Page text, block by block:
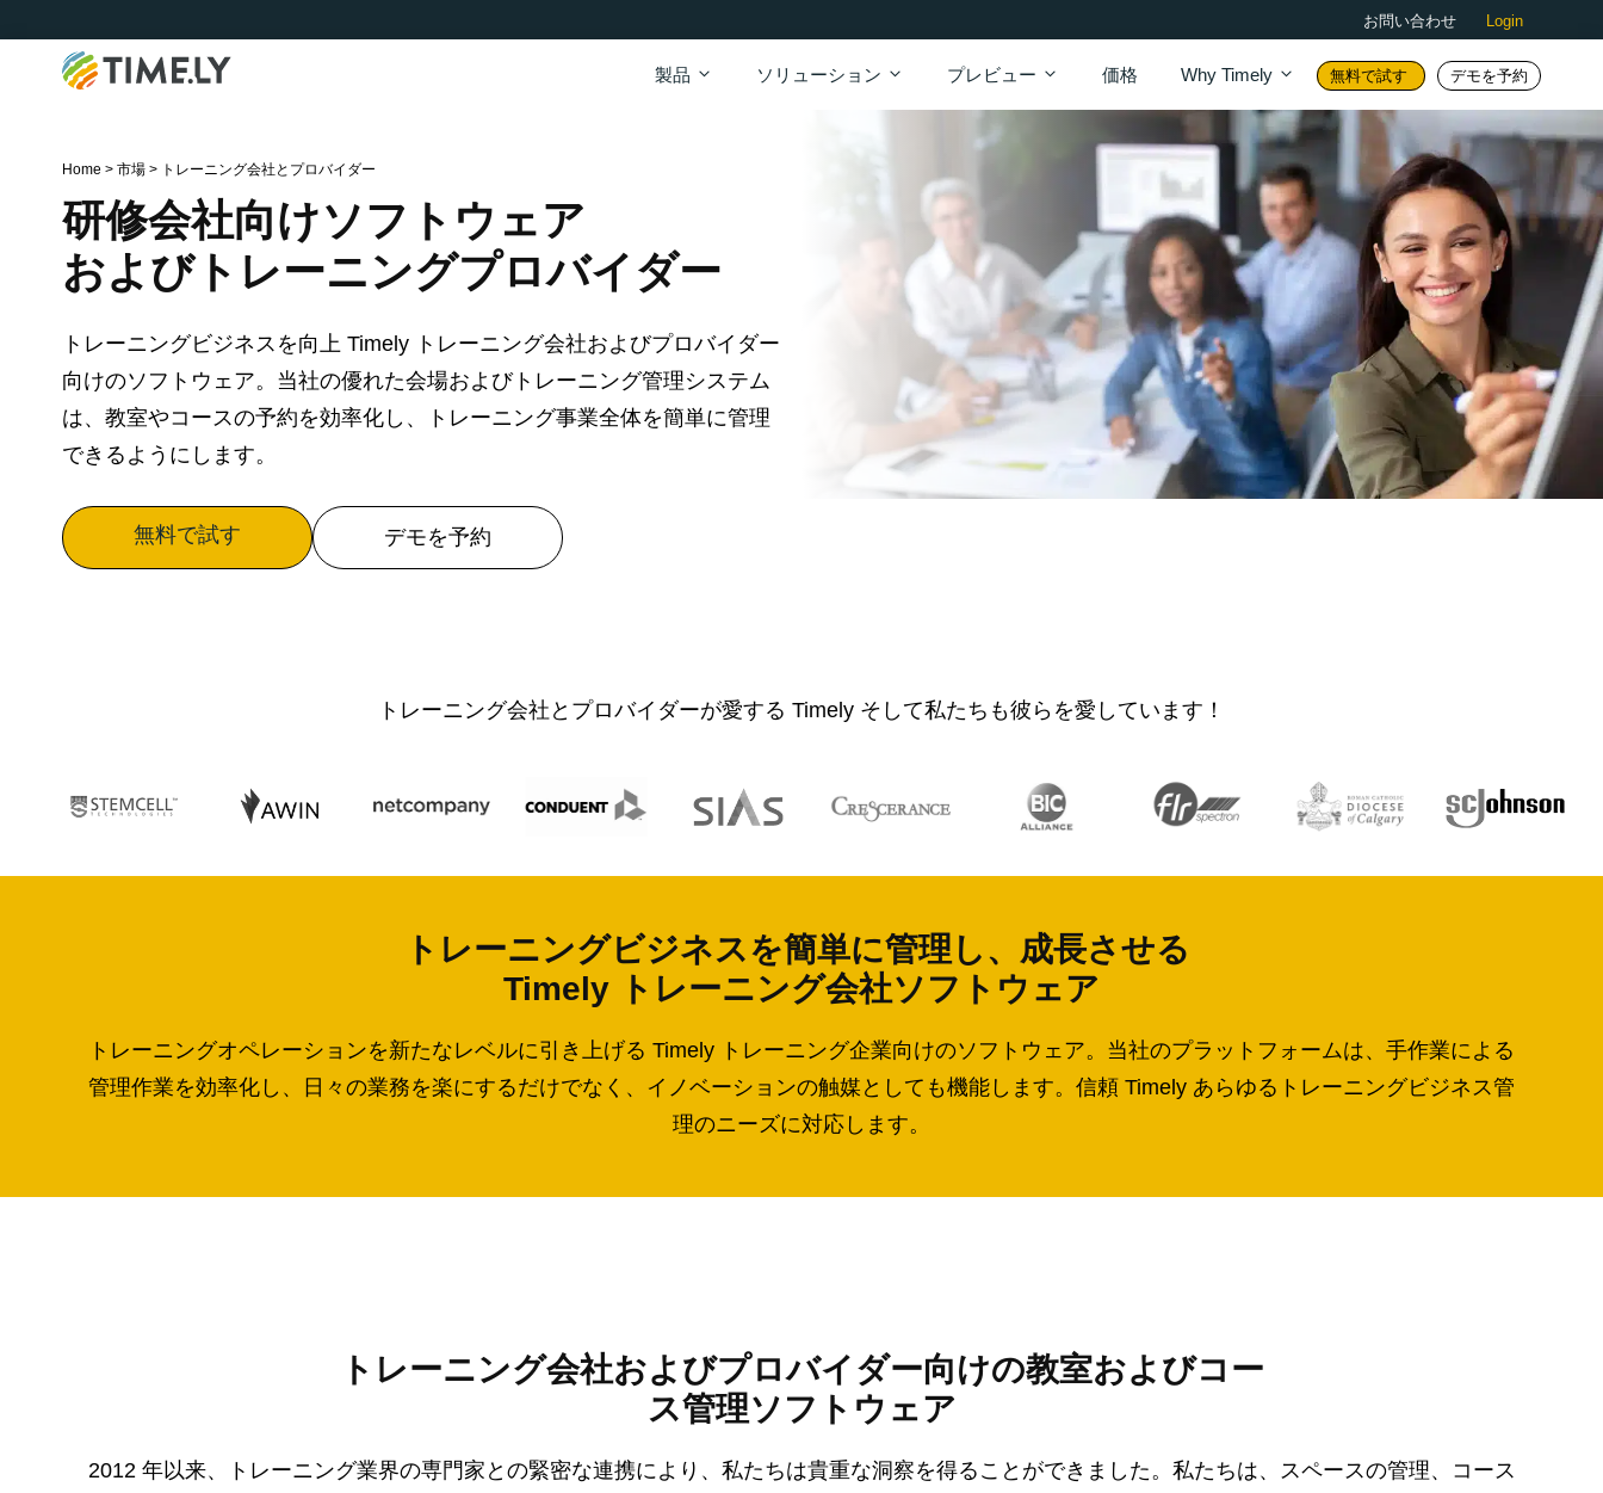
お問い合わせ Login
Timely
製品 ソリューション プレビュー 価格 Why Timely 無料で試す デモを予約
Home > 市場 > トレーニング会社とプロバイダー
研修会社向けソフトウェア
およびトレーニングプロバイダー
トレーニングビジネスを向上 Timely トレーニング会社およびプロバイダー
向けのソフトウェア。当社の優れた会場およびトレーニング管理システム
は、教室やコースの予約を効率化し、トレーニング事業全体を簡単に管理
できるようにします。
無料で試す デモを予約
トレーニング会社とプロバイダーが愛する Timely そして私たちも彼らを愛しています！
トレーニングビジネスを簡単に管理し、成長させる
Timely トレーニング会社ソフトウェア
トレーニングオペレーションを新たなレベルに引き上げる Timely トレーニング企業向けのソフトウェア。当社のプラットフォームは、手作業による
管理作業を効率化し、日々の業務を楽にするだけでなく、イノベーションの触媒としても機能します。信頼 Timely あらゆるトレーニングビジネス管
理のニーズに対応します。
トレーニング会社およびプロバイダー向けの教室およびコー
ス管理ソフトウェア
2012 年以来、トレーニング業界の専門家との緊密な連携により、私たちは貴重な洞察を得ることができました。私たちは、スペースの管理、コース